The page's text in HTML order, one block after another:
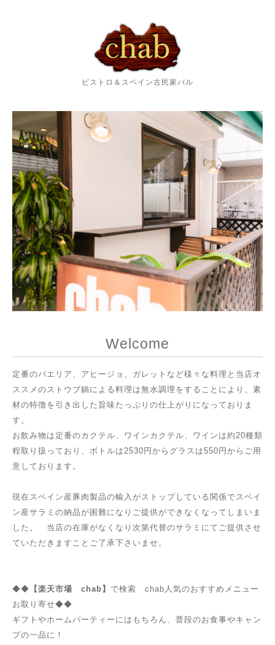
ビストロ＆スペイン古民家バル
Welcome
定番のパエリア、アヒージョ、ガレットなど様々な料理と当店オ
ススメのストウブ鍋による料理は無水調理をすることにより、素
材の特徴を引き出した旨味たっぷりの仕上がりになっておりま
す。
お飲み物は定番のカクテル、ワインカクテル、ワインは約20種類
程取り扱っており、ボトルは2530円からグラスは550円からご用
意しております。
現在スペイン産豚肉製品の輸入がストップしている関係でスペイ
ン産サラミの納品が困難になりご提供ができなくなってしまいま
した。 当店の在庫がなくなり次第代替のサラミにてご提供させ
ていただきますことご了承下さいませ。
◆◆ 【楽天市場 chab】 で検索 chab人気のおすすめメニュー
お取り寄せ◆◆
ギフトやホームパーティーにはもちろん、普段のお食事やキャン
プの一品に！